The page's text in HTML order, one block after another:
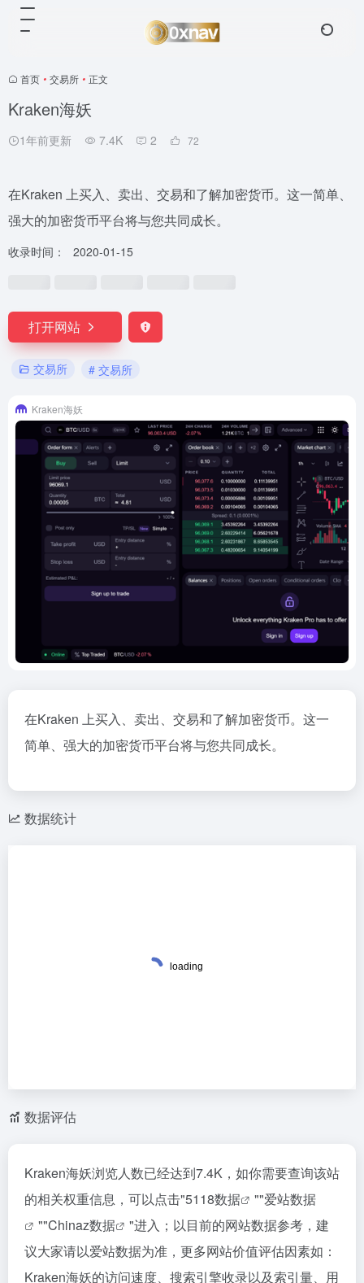
首页 • 交易所 • 正文
Kraken海妖
1年前更新 7.4K 2 72
在Kraken 上买入、卖出、交易和了解加密货币。这一简单、
强大的加密货币平台将与您共同成长。
收录时间： 2020-01-15
打开网站
交易所 # 交易所
Kraken海妖
在Kraken 上买入、卖出、交易和了解加密货币。这一
简单、强大的加密货币平台将与您共同成长。
数据统计
数据评估
Kraken海妖浏览人数已经达到7.4K，如你需要查询该站
的相关权重信息，可以点击"5118数据 ""爱站数据
""Chinaz数据
"进入；以目前的网站数据参考，建
议大家请以爱站数据为准，更多网站价值评估因素如：
Kraken海妖的访问速度、搜索引擎收录以及索引量、用